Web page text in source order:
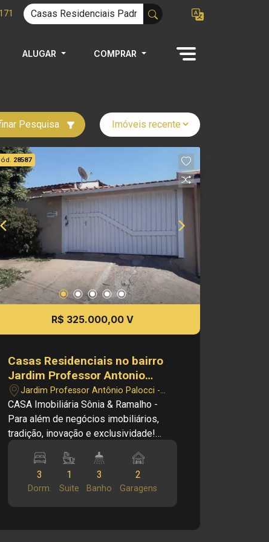
ALUGAR COMPRAR
Pesquisa
28587
R$ 325.000,00 V
Casas Residenciais no bairro
Jardim Professor Antonio
Palocci, Ribeirão Preto - SP
Jardim Professor Antônio Palocci -
Ribeirão Preto/SP
CASA Imobiliária Sônia & Ramalho -
Para além de negócios imobiliários,
tradição, inovação e exclusividade!
do imóvel: - Sala dois ambientes -
Banheiro social - 3 dormitórios, sendo 1
suíte - Cozinha - Copa - Área de serviço
- 2 vagas de garagem Informações
3
Dorm.
1
Suite
3
Banho
2
Garagens